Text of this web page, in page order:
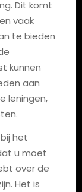
Dit komt
vaak
te bieden
kunnen
aan
leningen,
het
u moet
over de
Het is